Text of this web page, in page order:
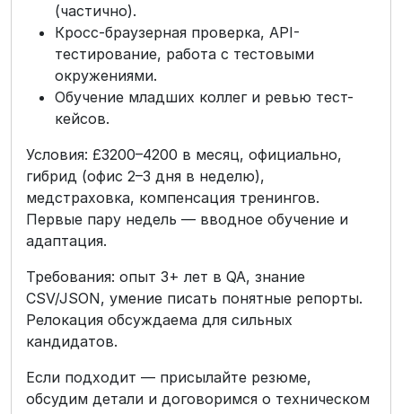
(частично).
Кросс-браузерная проверка, API-
тестирование, работа с тестовыми
окружениями.
Обучение младших коллег и ревью тест-
кейсов.
Условия: £3200–4200 в месяц, официально,
гибрид (офис 2–3 дня в неделю),
медстраховка, компенсация тренингов.
Первые пару недель — вводное обучение и
адаптация.
Требования: опыт 3+ лет в QA, знание
CSV/JSON, умение писать понятные репорты.
Релокация обсуждаема для сильных
кандидатов.
Если подходит — присылайте резюме,
обсудим детали и договоримся о техническом